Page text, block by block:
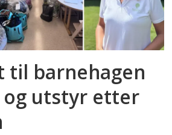
til barnehagen
utstyr etter